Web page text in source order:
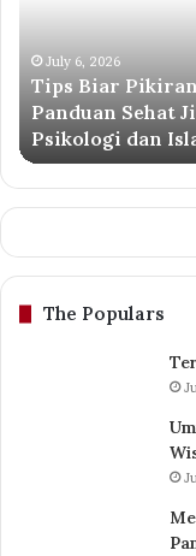
Adem:
Panduan
Sehat
Jiwa
dan
Raga
dalam
Psikologi
Islam
July 6, 2026
Tips Biar
Panduan Sehat
Psikologi dan
The Populars